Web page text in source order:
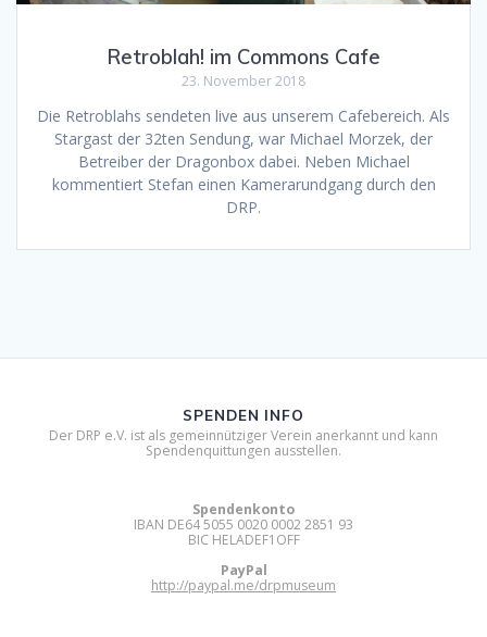
Retroblah! im Commons Cafe
23. November 2018
Die Retroblahs sendeten live aus unserem Cafebereich. Als
Stargast der 32ten Sendung, war Michael Morzek, der
Betreiber der Dragonbox dabei. Neben Michael
kommentiert Stefan einen Kamerarundgang durch den
DRP.
SPENDEN INFO
Der DRP e.V. ist als gemeinnütziger Verein anerkannt und kann
Spendenquittungen ausstellen.
Spendenkonto
IBAN DE64 5055 0020 0002 2851 93
BIC HELADEF1OFF
PayPal
http://paypal.me/drpmuseum